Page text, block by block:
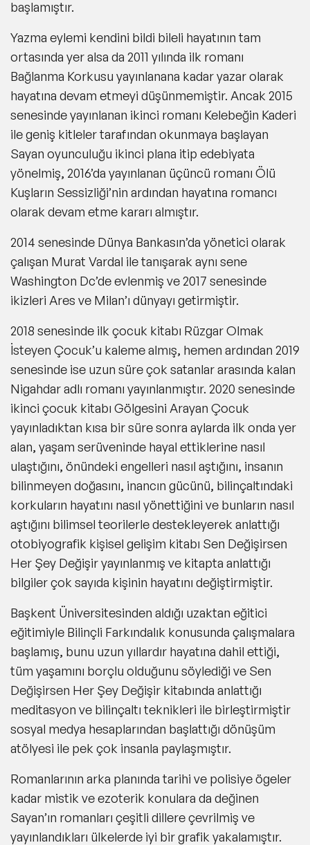
başlamıştır.
Yazma eylemi kendini bildi bileli hayatının tam
ortasında yer alsa da 2011 yılında ilk romanı
Bağlanma Korkusu yayınlanana kadar yazar olarak
hayatına devam etmeyi düşünmemiştir. Ancak 2015
senesinde yayınlanan ikinci romanı Kelebeğin Kaderi
ile geniş kitleler tarafından okunmaya başlayan
Sayan oyunculuğu ikinci plana itip edebiyata
yönelmiş, 2016’da yayınlanan üçüncü romanı Ölü
Kuşların Sessizliği’nin ardından hayatına romancı
olarak devam etme kararı almıştır.
2014 senesinde Dünya Bankasın’da yönetici olarak
çalışan Murat Vardal ile tanışarak aynı sene
Washington Dc’de evlenmiş ve 2017 senesinde
ikizleri Ares ve Milan’ı dünyayı getirmiştir.
2018 senesinde ilk çocuk kitabı Rüzgar Olmak
İsteyen Çocuk’u kaleme almış, hemen ardından 2019
senesinde ise uzun süre çok satanlar arasında kalan
Nigahdar adlı romanı yayınlanmıştır. 2020 senesinde
ikinci çocuk kitabı Gölgesini Arayan Çocuk
yayınladıktan kısa bir süre sonra aylarda ilk onda yer
alan, yaşam serüveninde hayal ettiklerine nasıl
ulaştığını, önündeki engelleri nasıl aştığını, insanın
bilinmeyen doğasını, inancın gücünü, bilinçaltındaki
korkuların hayatını nasıl yönettiğini ve bunların nasıl
aştığını bilimsel teorilerle destekleyerek anlattığı
otobiyografik kişisel gelişim kitabı Sen Değişirsen
Her Şey Değişir yayınlanmış ve kitapta anlattığı
bilgiler çok sayıda kişinin hayatını değiştirmiştir.
Başkent Üniversitesinden aldığı uzaktan eğitici
eğitimiyle Bilinçli Farkındalık konusunda çalışmalara
başlamış, bunu uzun yıllardır hayatına dahil ettiği,
tüm yaşamını borçlu olduğunu söylediği ve Sen
Değişirsen Her Şey Değişir kitabında anlattığı
meditasyon ve bilinçaltı teknikleri ile birleştirmiştir
sosyal medya hesaplarından başlattığı dönüşüm
atölyesi ile pek çok insanla paylaşmıştır.
Romanlarının arka planında tarihi ve polisiye ögeler
kadar mistik ve ezoterik konulara da değinen
Sayan’ın romanları çeşitli dillere çevrilmiş ve
yayınlandıkları ülkelerde iyi bir grafik yakalamıştır.